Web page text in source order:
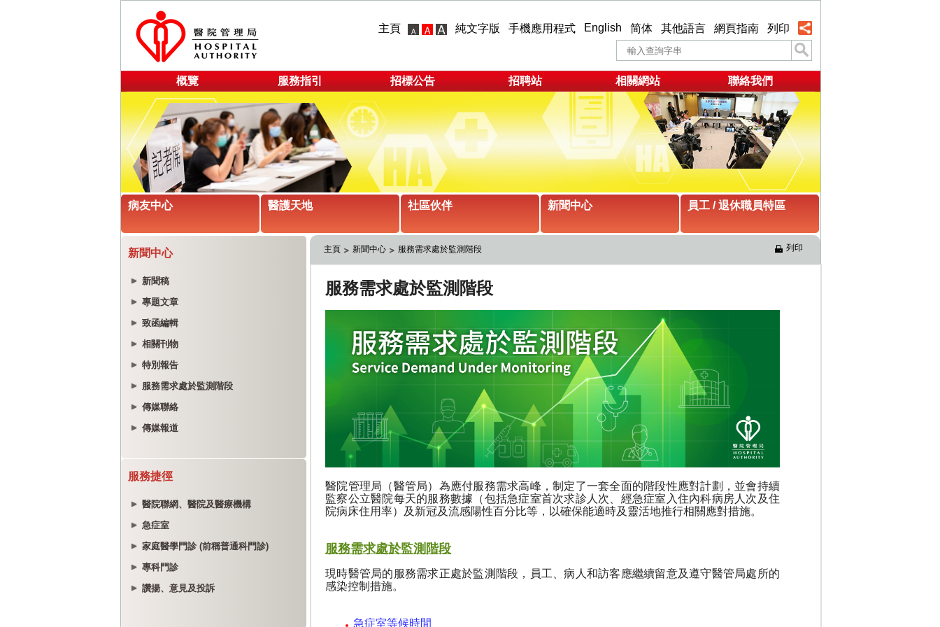
主頁 純文字版 手機應用程式 English 简体 其他語言 網頁指南 列印
概覽 服務指引 招標公告 招聘站 相關網站 聯絡我們
病友中心 醫護天地 社區伙伴 新聞中心 員工 / 退休職員特區
新聞中心
新聞稿
專題文章
致函編輯
相關刊物
特別報告
服務需求處於監測階段
傳媒聯絡
傳媒報道
服務捷徑
醫院聯網、醫院及醫療機構
急症室
家庭醫學門診 (前稱普通科門診)
專科門診
讚揚、意見及投訴
主頁 新聞中心 服務需求處於監測階段 列印